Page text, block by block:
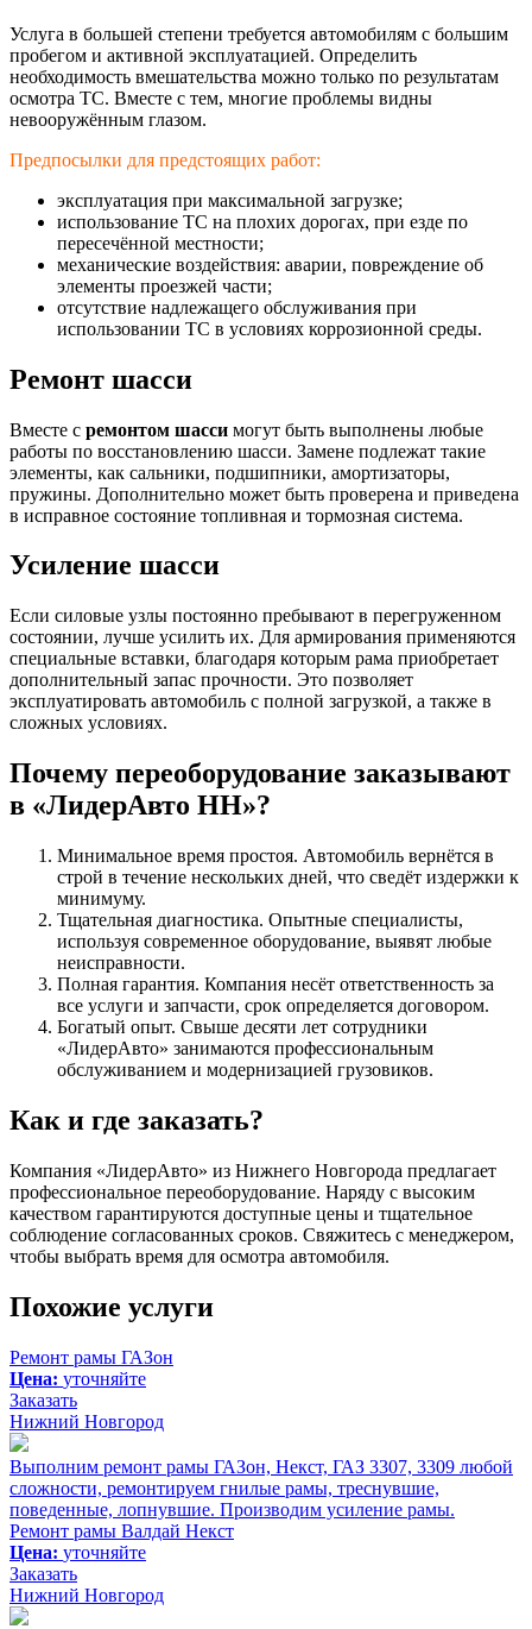
Услуга в большей степени требуется автомобилям с большим
пробегом и активной эксплуатацией. Определить
необходимость вмешательства можно только по результатам
осмотра ТС. Вместе с тем, многие проблемы видны
невооружённым глазом.
Предпосылки для предстоящих работ:
эксплуатация при максимальной загрузке;
использование ТС на плохих дорогах, при езде по
пересечённой местности;
механические воздействия: аварии, повреждение об
элементы проезжей части;
отсутствие надлежащего обслуживания при
использовании ТС в условиях коррозионной среды.
Ремонт шасси
Вместе с ремонтом шасси могут быть выполнены любые
работы по восстановлению шасси. Замене подлежат такие
элементы, как сальники, подшипники, амортизаторы,
пружины. Дополнительно может быть проверена и приведена
в исправное состояние топливная и тормозная система.
Усиление шасси
Если силовые узлы постоянно пребывают в перегруженном
состоянии, лучше усилить их. Для армирования применяются
специальные вставки, благодаря которым рама приобретает
дополнительный запас прочности. Это позволяет
эксплуатировать автомобиль с полной загрузкой, а также в
сложных условиях.
Почему переоборудование заказывают
в «ЛидерАвто НН»?
Минимальное время простоя. Автомобиль вернётся в
строй в течение нескольких дней, что сведёт издержки к
минимуму.
Тщательная диагностика. Опытные специалисты,
используя современное оборудование, выявят любые
неисправности.
Полная гарантия. Компания несёт ответственность за
все услуги и запчасти, срок определяется договором.
Богатый опыт. Свыше десяти лет сотрудники
«ЛидерАвто» занимаются профессиональным
обслуживанием и модернизацией грузовиков.
Как и где заказать?
Компания «ЛидерАвто» из Нижнего Новгорода предлагает
профессиональное переоборудование. Наряду с высоким
качеством гарантируются доступные цены и тщательное
соблюдение согласованных сроков. Свяжитесь с менеджером,
чтобы выбрать время для осмотра автомобиля.
Похожие услуги
Ремонт рамы ГАЗон
Цена: уточняйте
Заказать
Нижний Новгород
Выполним ремонт рамы ГАЗон, Некст, ГАЗ 3307, 3309 любой
сложности, ремонтируем гнилые рамы, треснувшие,
поведенные, лопнувшие. Производим усиление рамы.
Ремонт рамы Валдай Некст
Цена: уточняйте
Заказать
Нижний Новгород